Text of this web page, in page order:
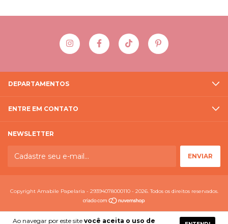
Ao navegar por este site você aceita o uso de
DEPARTAMENTOS
ENTRE EM CONTATO
NEWSLETTER
Copyright Amabile Papelaria - 29394078000110 - 2026. Todos os direitos reservados.